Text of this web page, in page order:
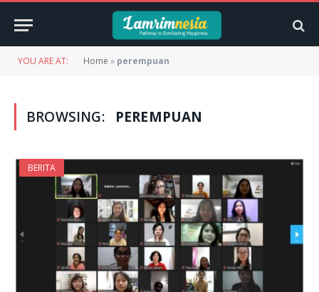
YOU ARE AT: Home » perempuan
BROWSING: PEREMPUAN
BERITA